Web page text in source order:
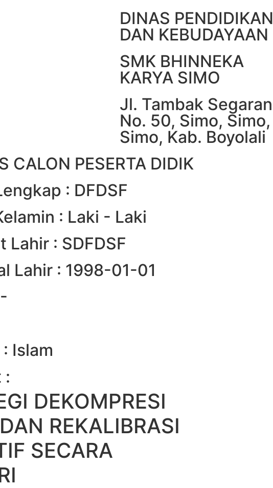
DINAS PENDIDIKAN
DAN KEBUDAYAAN
SMK BHINNEKA
KARYA SIMO
Jl. Tambak Segaran
No. 50, Simo, Simo,
Simo, Kab. Boyolali
CALON PESERTA DIDIK
: DFDSF
: Laki - Laki
Lahir : SDFDSF
Lahir : 1998-01-01
Islam
:
DEKOMPRESI
REKALIBRASI
SECARA